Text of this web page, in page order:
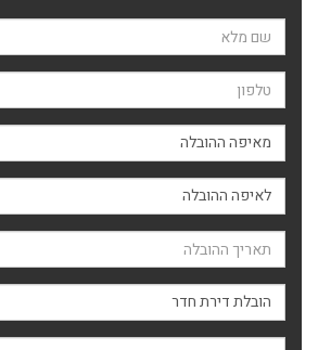
שם השולח
טלפון
מאיפה ההובלה
לאיפה ההובלה
תאריך ההובלה
סוג ההובלה